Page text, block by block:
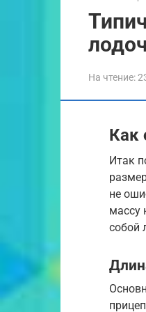
На чтение:
Как
Итак
не
массу
собой